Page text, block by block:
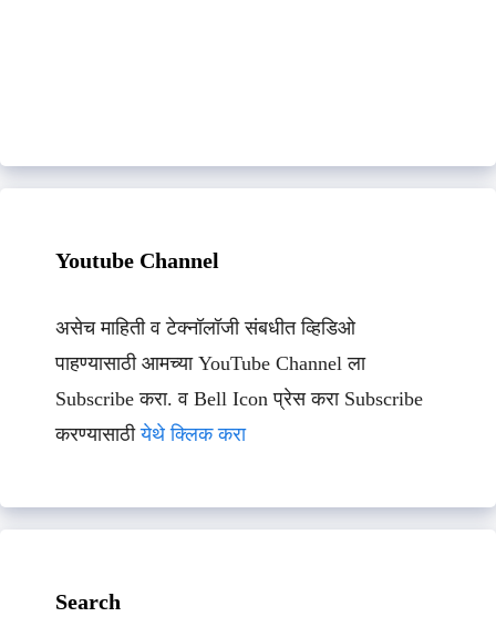
Youtube Channel
असेच माहिती व टेक्नॉलॉजी संबधीत व्हिडिओ
पाहण्यासाठी आमच्या YouTube Channel ला
Subscribe करा. व Bell Icon प्रेस करा Subscribe
करण्यासाठीयेथे क्लिक करा
Search